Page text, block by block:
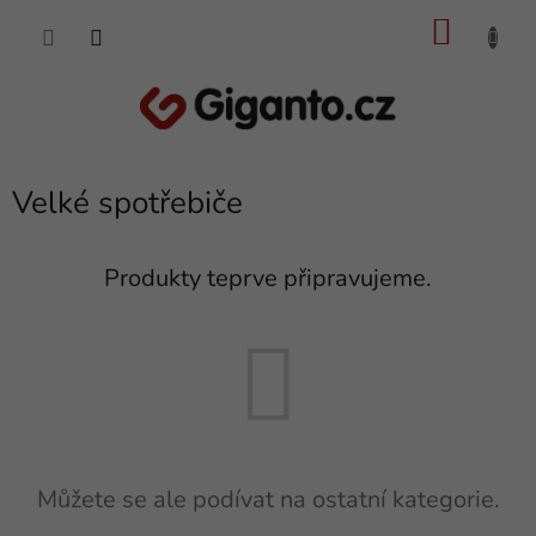
Velké spotřebiče
Produkty teprve připravujeme.
Můžete se ale podívat na ostatní kategorie.